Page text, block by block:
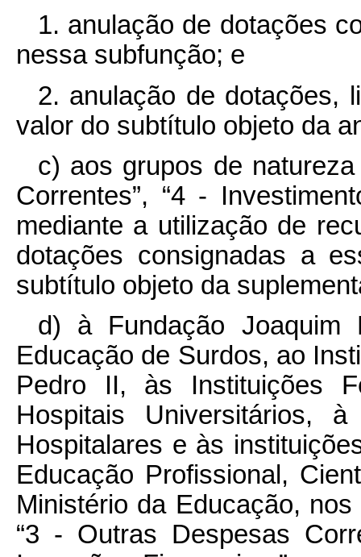
1. anulação de dotações
nessa subfunção; e
2. anulação de dotações,
valor do subtítulo objeto da
c) aos grupos de
Correntes”, “4 -
mediante a utilização de
dotações consignadas a
subtítulo objeto da
d) à Fundação Joaquim
Educação de Surdos, ao
Pedro II, às Instituições
Hospitais Universitários,
Hospitalares e às
Educação Profissional,
Ministério da Educação,
“3 - Outras Despesas